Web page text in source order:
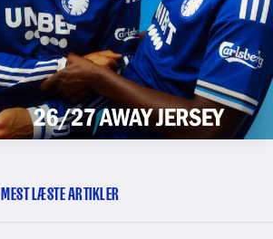
MEST LÆSTE ARTIKLER